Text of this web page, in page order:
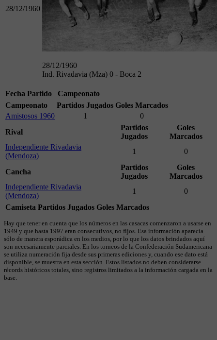
28/12/1960
28/12/1960
Ind. Rivadavia (Mza) 0 - Boca 2
Fecha Partido
Campeonato
Campeonato
Partidos Jugados Goles Marcados
Amistosos 1960
1
0
Rival
Partidos
Jugados
Goles
Marcados
Independiente Rivadavia
(Mendoza)
1 0
Cancha
Partidos
Jugados
Goles
Marcados
Independiente Rivadavia
(Mendoza)
1
0
Camiseta Partidos Jugados Goles Marcados
Hay que tener en cuenta que los números en las casacas comenzaron a usarse en
1949 y que hasta 1997 eran consecutivos, no fijos. Esa información aparecía
sólo de manera esporádica en los medios, por lo que los datos brindados aquí
son necesariamente parciales. En los torneos de la Confederación Sudamericana
se utiliza numeración fija desde sus primeras ediciones y, cuando ese dato está
disponible, se muestra en esta sección. Estos listados no deben considerarse
récords históricos totales, sino registros limitados a la información cargada en la
base.